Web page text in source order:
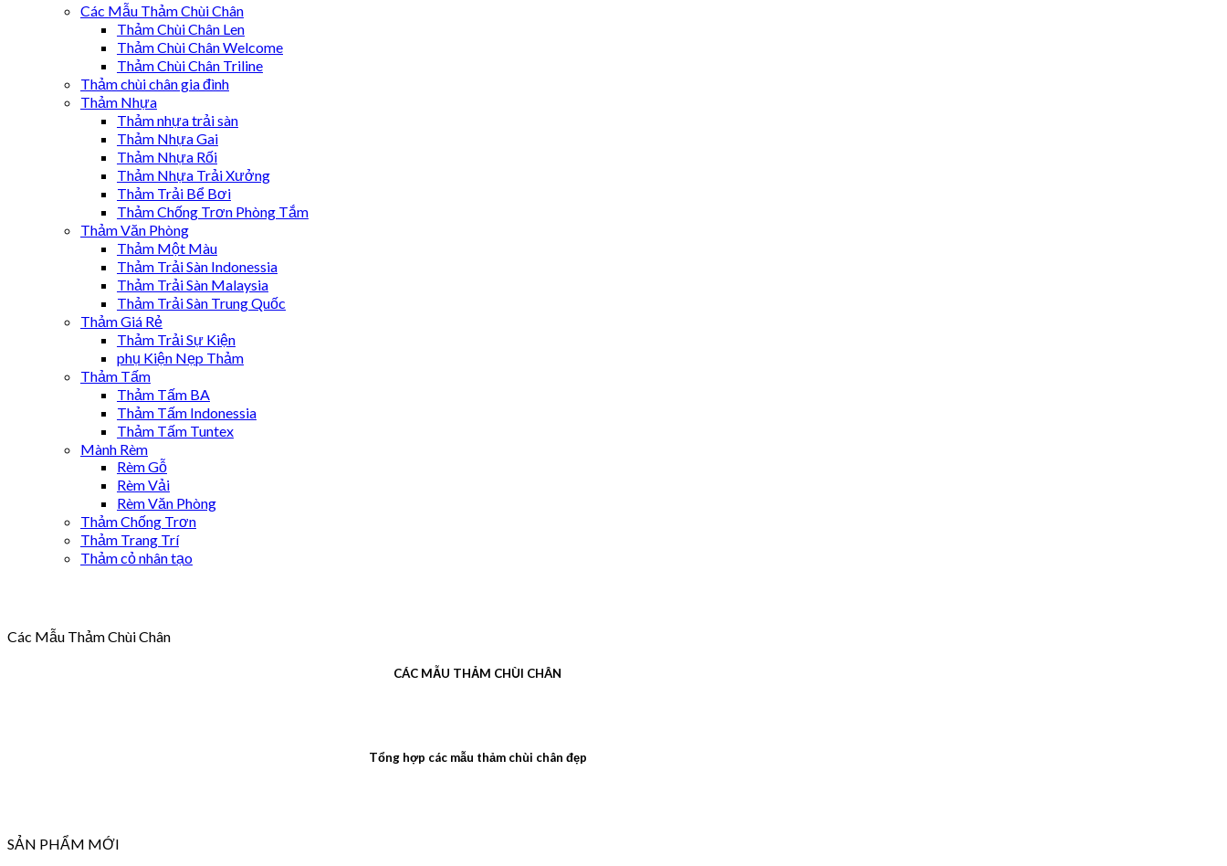
Các Mẫu Thảm Chùi Chân
Thảm Chùi Chân Len
Thảm Chùi Chân Welcome
Thảm Chùi Chân Triline
Thảm chùi chân gia đình
Thảm Nhựa
Thảm nhựa trải sàn
Thảm Nhựa Gai
Thảm Nhựa Rối
Thảm Nhựa Trải Xưởng
Thảm Trải Bể Bơi
Thảm Chống Trơn Phòng Tắm
Thảm Văn Phòng
Thảm Một Màu
Thảm Trải Sàn Indonessia
Thảm Trải Sàn Malaysia
Thảm Trải Sàn Trung Quốc
Thảm Giá Rẻ
Thảm Trải Sự Kiện
phụ Kiện Nẹp Thảm
Thảm Tấm
Thảm Tấm BA
Thảm Tấm Indonessia
Thảm Tấm Tuntex
Mành Rèm
Rèm Gỗ
Rèm Vải
Rèm Văn Phòng
Thảm Chống Trơn
Thảm Trang Trí
Thảm cỏ nhân tạo
Các Mẫu Thảm Chùi Chân
CÁC MẪU THẢM CHÙI CHÂN
Tổng hợp các mẫu thảm chùi chân đẹp
SẢN PHẨM MỚI